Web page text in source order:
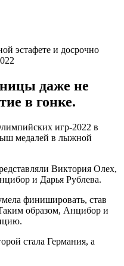
даже не
в гонке.
игр-2022 в
медалей в лыжной
Виктория Олех,
и Дарья Рублева.
финишировать, став
образом, Анцибор и
стала Германия, а